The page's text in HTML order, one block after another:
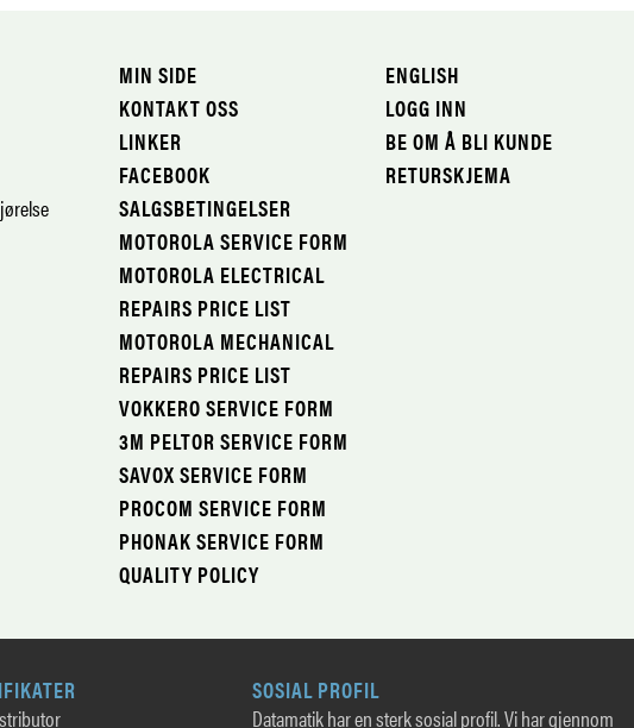
MIN SIDE
KONTAKT OSS
LINKER
FACEBOOK
SALGSBETINGELSER
MOTOROLA SERVICE FORM
MOTOROLA ELECTRICAL
REPAIRS PRICE LIST
MOTOROLA MECHANICAL
REPAIRS PRICE LIST
VOKKERO SERVICE FORM
3M PELTOR SERVICE FORM
SAVOX SERVICE FORM
PROCOM SERVICE FORM
PHONAK SERVICE FORM
QUALITY POLICY
ENGLISH
LOGG INN
BE OM Å BLI KUNDE
RETURSKJEMA
SOSIAL PROFIL
Datamatik har en sterk sosial profil. Vi har gjennom